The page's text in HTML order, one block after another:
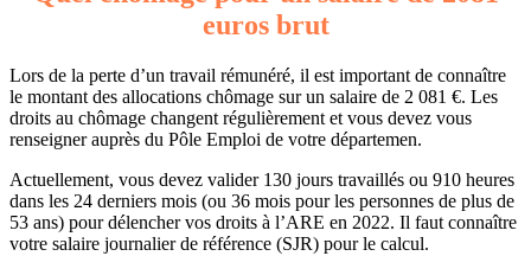
euros brut
Lors de la perte d’un travail rémunéré, il est important de connaître
le montant des allocations chômage sur un salaire de 2 081 €. Les
droits au chômage changent régulièrement et vous devez vous
renseigner auprès du Pôle Emploi de votre départemen.
Actuellement, vous devez valider 130 jours travaillés ou 910 heures
dans les 24 derniers mois (ou 36 mois pour les personnes de plus de
53 ans) pour délencher vos droits à l’ARE en 2022. Il faut connaître
votre salaire journalier de référence (SJR) pour le calcul.